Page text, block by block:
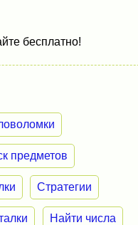
бесплатно!
предметов
Стратегии
Найти числа